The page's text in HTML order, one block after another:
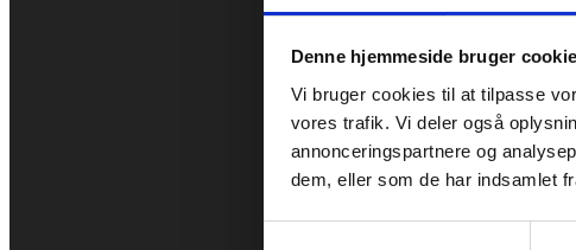
Denne hjemmeside bruger
Vi bruger cookies til at tilpasse
vores trafik. Vi deler også
annonceringspartnere og
dem, eller som de har indsamlet